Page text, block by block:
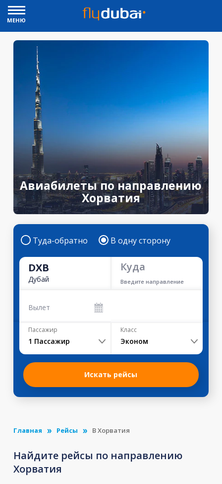
МЕНЮ
Авиабилеты по направлению
Хорватия
Туда-обратно В одну сторону
DXB
Дубай
Куда
Введите направление
Вылет
Пассажир
1 Пассажир
Класс
Эконом
Искать рейсы
Главная Рейсы В Хорватия
Найдите рейсы по направлению
Хорватия